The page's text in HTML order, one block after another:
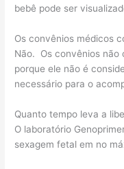
bebê pode ser
Os convênios médicos
Não. Os convênios não
porque ele não é
necessário para o
Quanto tempo leva a
O laboratório
sexagem fetal em no